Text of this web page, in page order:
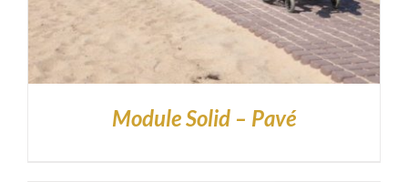
Module Solid – Pavé